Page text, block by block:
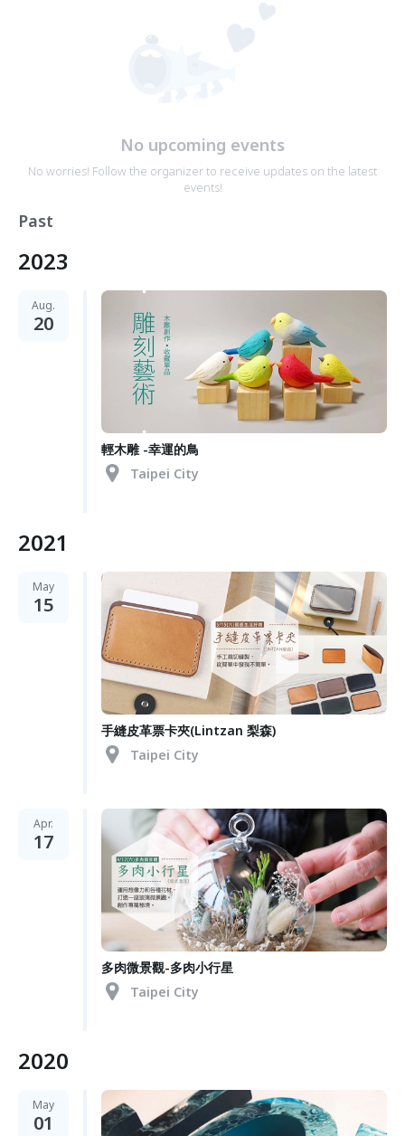
No upcoming events
No worries! Follow the organizer to receive updates on the latest
events!
Past
2023
Aug.
20
輕木雕 -幸運的鳥
Taipei City
2021
May
15
手縫皮革票卡夾(Lintzan 梨森)
Taipei City
Apr.
17
多肉微景觀-多肉小行星
Taipei City
2020
May
01